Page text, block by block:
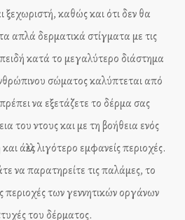
ξεχωριστή, καθώς και ότι δεν θα
απλά δερματικά στίγματα με τις
κατά το μεγαλύτερο διάστημα
σώματος καλύπτεται από
να εξετάζετε το δέρμα σας
του ντους και με τη βοήθεια ενός
άλλες λιγότερο εμφανείς περιοχές.
να παρατηρείτε τις παλάμες, το
περιοχές των γεννητικών οργάνων
του δέρματος.